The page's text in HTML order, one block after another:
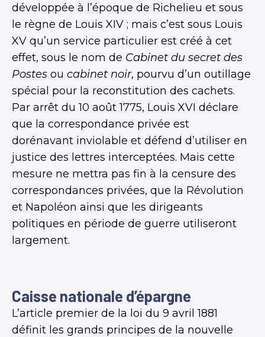
développée à l’époque de Richelieu et sous
le règne de Louis XIV ; mais c’est sous Louis
XV qu’un service particulier est créé à cet
effet, sous le nom de Cabinet du secret des
Postes ou cabinet noir, pourvu d’un outillage
spécial pour la reconstitution des cachets.
Par arrêt du 10 août 1775, Louis XVI déclare
que la correspondance privée est
dorénavant inviolable et défend d’utiliser en
justice des lettres interceptées. Mais cette
mesure ne mettra pas fin à la censure des
correspondances privées, que la Révolution
et Napoléon ainsi que les dirigeants
politiques en période de guerre utiliseront
largement.
Caisse nationale d’épargne
L’article premier de la loi du 9 avril 1881
définit les grands principes de la nouvelle